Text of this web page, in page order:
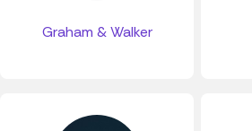
Graham & Walker